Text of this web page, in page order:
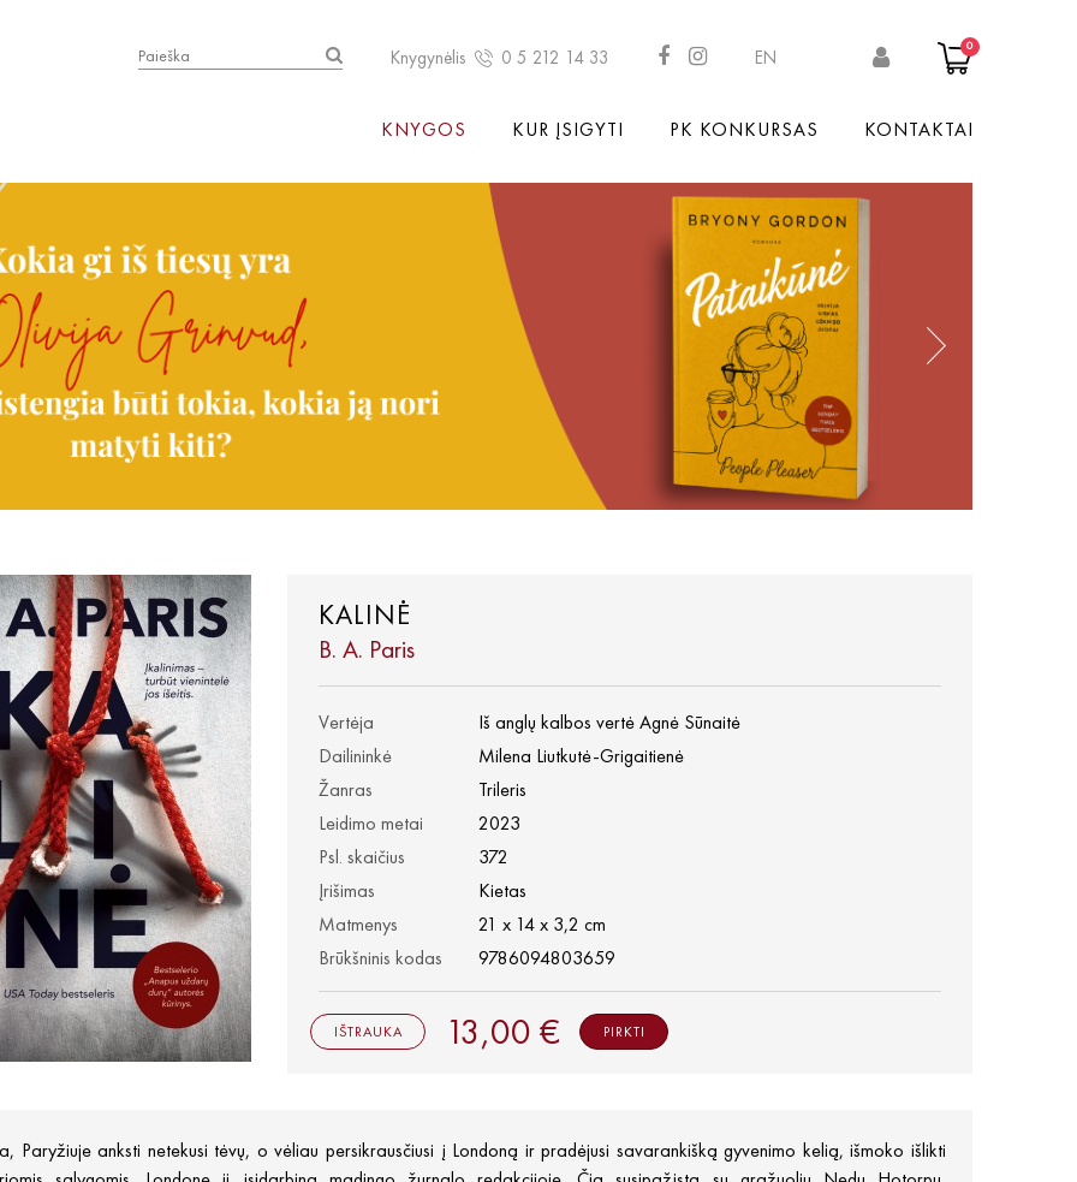
Knygynėlis 0 5 212 14 33 EN
0
KNYGOS KUR ĮSIGYTI PK KONKURSAS KONTAKTAI
KALINĖ
B. A. Paris
Vertėja
Iš anglų kalbos vertė Agnė Sūnaitė
Dailininkė
Milena Liutkutė-Grigaitienė
Žanras
Trileris
Leidimo metai
2023
Psl. skaičius
372
Įrišimas
Kietas
Matmenys
21 x 14 x 3,2 cm
Brūkšninis kodas
9786094803659
IŠTRAUKA 13,00 € PIRKTI
Paryžiuje anksti netekusi tėvų, o vėliau persikrausčiusi į Londoną ir pradėjusi savarankišką gyvenimo kelią, išmoko išlikti